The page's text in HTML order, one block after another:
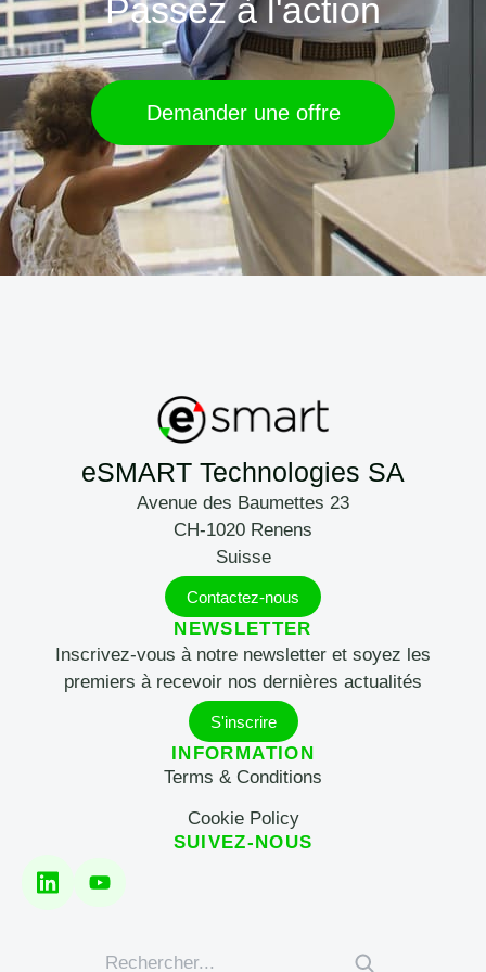
Passez à l'action
Demander une offre
eSMART Technologies SA
Avenue des Baumettes 23
CH-1020 Renens
Suisse
Contactez-nous
NEWSLETTER
Inscrivez-vous à notre newsletter et soyez les
premiers à recevoir nos dernières actualités
S'inscrire
INFORMATION
Terms & Conditions
Cookie Policy
SUIVEZ-NOUS